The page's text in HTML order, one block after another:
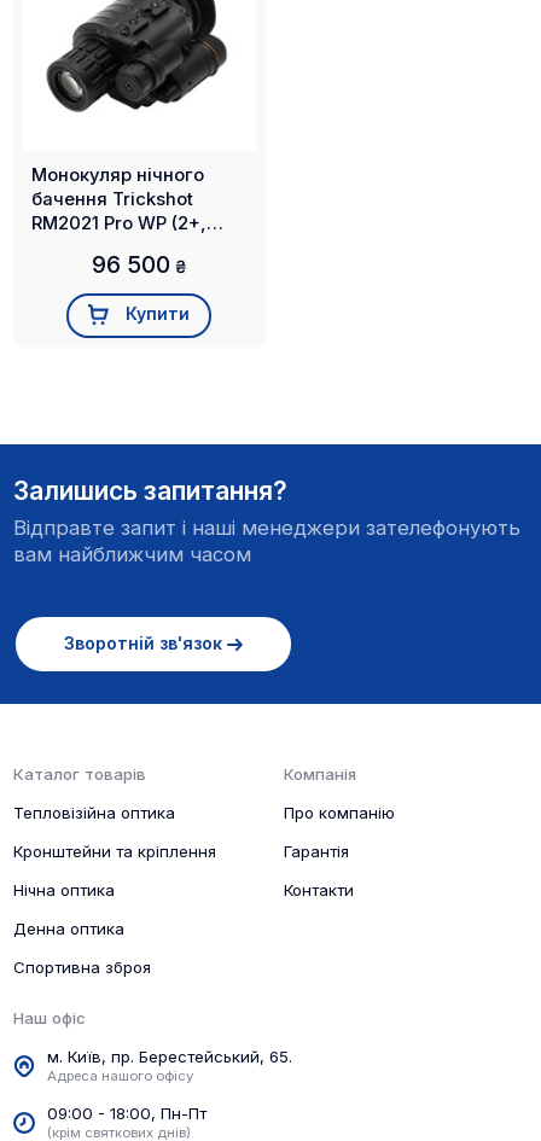
Монокуляр нічного
бачення Trickshot
RM2021 Pro WP (2+,
білий фосфор)
96 500 ₴
Купити
Залишись запитання?
Відправте запит і наші менеджери зателефонують
вам найближчим часом
Зворотній зв'язок
Каталог товарів
Тепловізійна оптика
Кронштейни та кріплення
Нічна оптика
Денна оптика
Спортивна зброя
Компанія
Про компанію
Гарантія
Контакти
Наш офіс
м. Київ, пр. Берестейський, 65.
Адреса нашого офісу
09:00 - 18:00, Пн-Пт
(крім святкових днів)